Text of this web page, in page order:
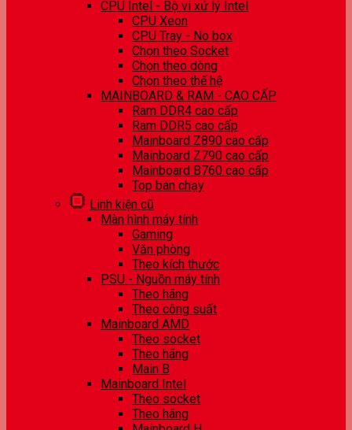
CPU Intel - Bộ vi xử lý Intel
CPU Xeon
CPU Tray - No box
Chọn theo Socket
Chọn theo dòng
Chọn theo thế hệ
MAINBOARD & RAM - CAO CẤP
Ram DDR4 cao cấp
Ram DDR5 cao cấp
Mainboard Z890 cao cấp
Mainboard Z790 cao cấp
Mainboard B760 cao cấp
Top bán chạy
Linh kiện cũ
Màn hình máy tính
Gaming
Văn phòng
Theo kích thước
PSU - Nguồn máy tính
Theo hãng
Theo công suất
Mainboard AMD
Theo socket
Theo hãng
Main B
Mainboard Intel
Theo socket
Theo hãng